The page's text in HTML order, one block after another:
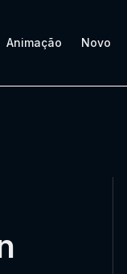
Animação Novo